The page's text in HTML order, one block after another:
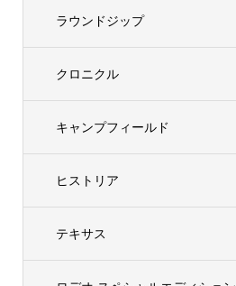
ラウンドジップ
クロニクル
キャンプフィールド
ヒストリア
テキサス